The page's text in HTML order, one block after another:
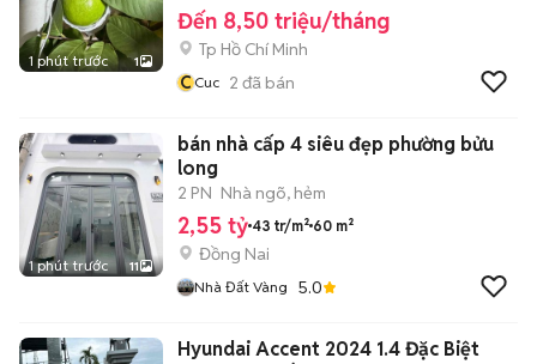
1 phút trước 1
Đến 8,50 triệu/tháng
Tp Hồ Chí Minh
CCuc 2 đã bán
1 phút trước 11
bán nhà cấp 4 siêu đẹp phường bửu
long
2 PN Nhà ngõ, hẻm
2,55 tỷ 43 tr/m² 60 m²
Đồng Nai
Nhà Đất Vàng 5.0
Hyundai Accent 2024 1.4 Đặc Biệt